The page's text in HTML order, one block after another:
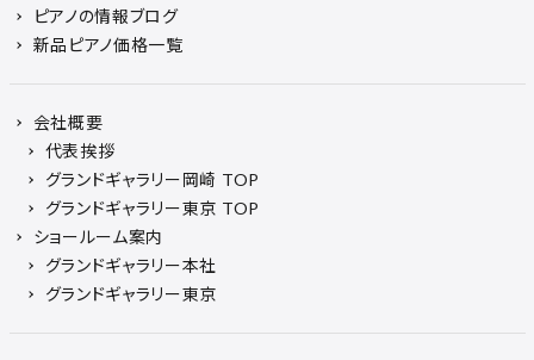
ピアノの情報ブログ
新品ピアノ価格一覧
会社概要
代表挨拶
グランドギャラリー岡崎 TOP
グランドギャラリー東京 TOP
ショールーム案内
グランドギャラリー本社
グランドギャラリー東京